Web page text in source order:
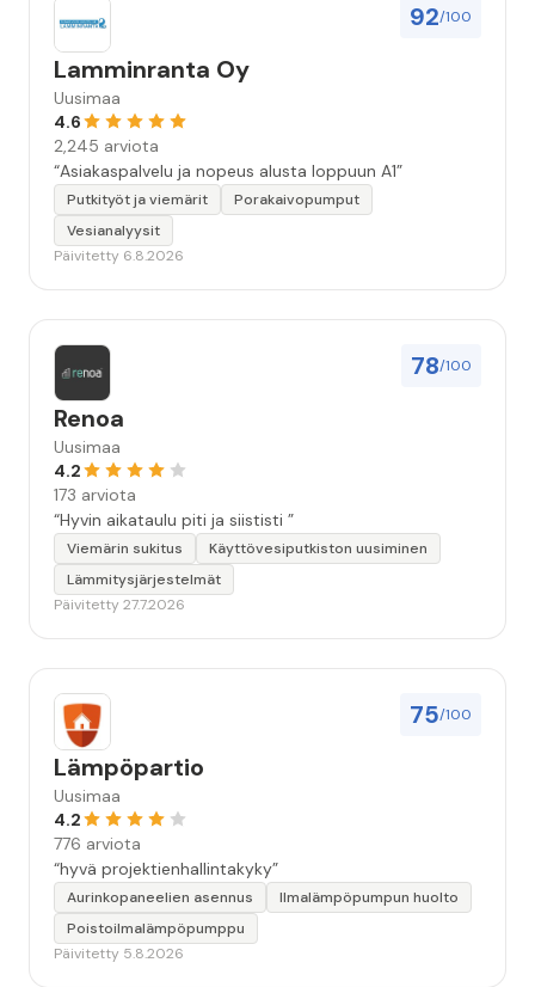
92/100
Lamminranta Oy
Uusimaa
4.6
2,245 arviota
“Asiakaspalvelu ja nopeus alusta loppuun A1”
Putkityöt ja viemärit
Porakaivopumput
Vesianalyysit
Päivitetty 6.8.2026
78/100
Renoa
Uusimaa
4.2
173 arviota
“Hyvin aikataulu piti ja siististi ”
Viemärin sukitus
Käyttövesiputkiston uusiminen
Lämmitysjärjestelmät
Päivitetty 27.7.2026
75/100
Lämpöpartio
Uusimaa
4.2
776 arviota
“hyvä projektienhallintakyky”
Aurinkopaneelien asennus
Ilmalämpöpumpun huolto
Poistoilmalämpöpumppu
Päivitetty 5.8.2026